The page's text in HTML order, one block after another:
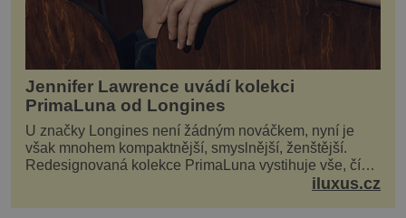
Jennifer Lawrence uvádí kolekci
PrimaLuna od Longines
U značky Longines není žádným nováčkem, nyní je
však mnohem kompaktnější, smyslnější, ženštější.
Redesignovaná kolekce PrimaLuna vystihuje vše, čím
je značka Longines dnes a čím byla i před sto dvacet...
iluxus.cz